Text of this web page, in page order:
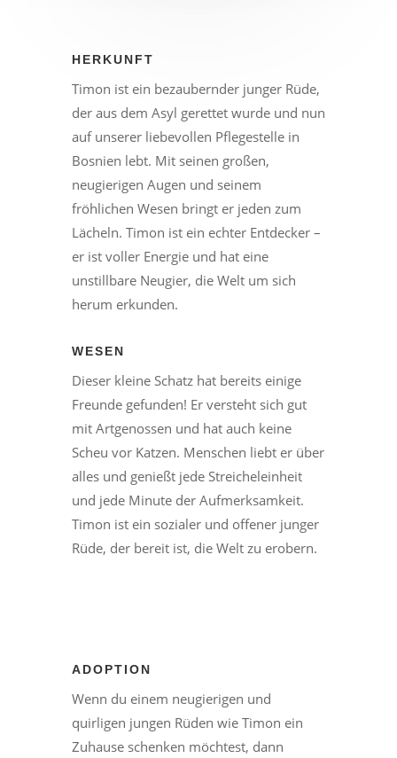
HERKUNFT
Timon ist ein bezaubernder junger Rüde,
der aus dem Asyl gerettet wurde und nun
auf unserer liebevollen Pflegestelle in
Bosnien lebt. Mit seinen großen,
neugierigen Augen und seinem
fröhlichen Wesen bringt er jeden zum
Lächeln. Timon ist ein echter Entdecker –
er ist voller Energie und hat eine
unstillbare Neugier, die Welt um sich
herum erkunden.
WESEN
Dieser kleine Schatz hat bereits einige
Freunde gefunden! Er versteht sich gut
mit Artgenossen und hat auch keine
Scheu vor Katzen. Menschen liebt er über
alles und genießt jede Streicheleinheit
und jede Minute der Aufmerksamkeit.
Timon ist ein sozialer und offener junger
Rüde, der bereit ist, die Welt zu erobern.
ADOPTION
Wenn du einem neugierigen und
quirligen jungen Rüden wie Timon ein
Zuhause schenken möchtest, dann